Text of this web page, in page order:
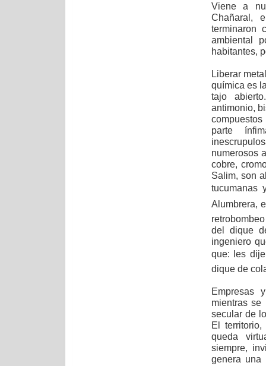
Viene a
Chañaral,
terminaron
ambiental
habitantes,
Liberar
química es
tajo
antimonio,
parte
numerosos
cobre,
Salim, son
tucumanas
del dique
ingeniero
que: les
dique de
Empresas
mientras
secular de
El
queda
siempre,
genera